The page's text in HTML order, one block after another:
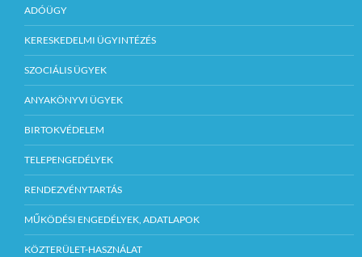
ADÓÜGY
KERESKEDELMI ÜGYINTÉZÉS
SZOCIÁLIS ÜGYEK
ANYAKÖNYVI ÜGYEK
BIRTOKVÉDELEM
TELEPENGEDÉLYEK
RENDEZVÉNYTARTÁS
MŰKÖDÉSI ENGEDÉLYEK, ADATLAPOK
KÖZTERÜLET-HASZNÁLAT